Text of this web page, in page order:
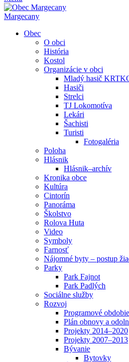
Margecany
Obec
O obci
História
Kostol
Organizácie v obci
Mladý hasič
Hasiči
Strelci
TJ Lokomotíva
Lekári
Šachisti
Turisti
Fotogaléria
Poloha
Hlásnik
Hlásnik–archív
Kronika obce
Kultúra
Cintorín
Panoráma
Školstvo
Rolova Huta
Video
Symboly
Farnosť
Nájomné byty – postup
Parky
Park Fajnot
Park Padlých
Sociálne služby
Rozvoj
Programové
Plán obnovy a
Projekty 2014–2020
Projekty 2007–2013
Bývanie
Bytovky